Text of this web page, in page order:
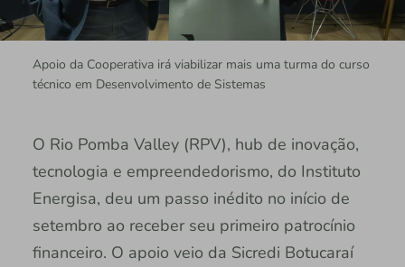
Apoio da Cooperativa irá viabilizar mais uma turma do curso
técnico em Desenvolvimento de Sistemas
O Rio Pomba Valley (RPV), hub de inovação,
tecnologia e empreendedorismo, do Instituto
Energisa, deu um passo inédito no início de
setembro ao receber seu primeiro patrocínio
financeiro. O apoio veio da Sicredi Botucaraí